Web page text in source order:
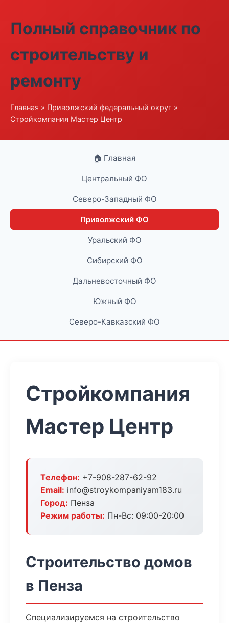
Полный справочник по
строительству и
ремонту
Главная » Приволжский федеральный округ »
Стройкомпания Мастер Центр
🏠 Главная
Центральный ФО
Северо-Западный ФО
Приволжский ФО
Уральский ФО
Сибирский ФО
Дальневосточный ФО
Южный ФО
Северо-Кавказский ФО
Стройкомпания
Мастер Центр
Телефон: +7-908-287-62-92
Email: info@stroykompaniyam183.ru
Город: Пенза
Режим работы: Пн-Вс: 09:00-20:00
Строительство домов
в Пенза
Специализируемся на строительство